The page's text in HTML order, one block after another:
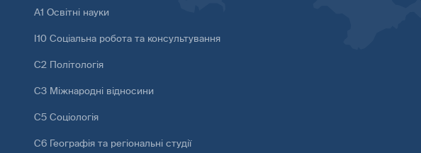
А1 Освітні науки
І10 Соціальна робота та консультування
С2 Політологія
С3 Міжнародні відносини
С5 Соціологія
С6 Географія та регіональні студії